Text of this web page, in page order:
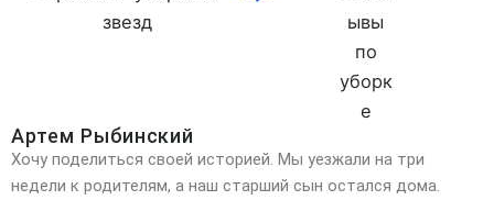
Артем Рыбинский
Хочу поделиться своей историей. Мы уезжали на три
недели к родителям, а наш старший сын остался дома.